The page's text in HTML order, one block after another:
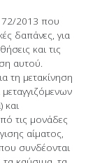
2013 που
δαπάνες, για
και τις
αυτού.
τη μετακίνηση
και
τις μονάδες
αίματος,
συνδέονται